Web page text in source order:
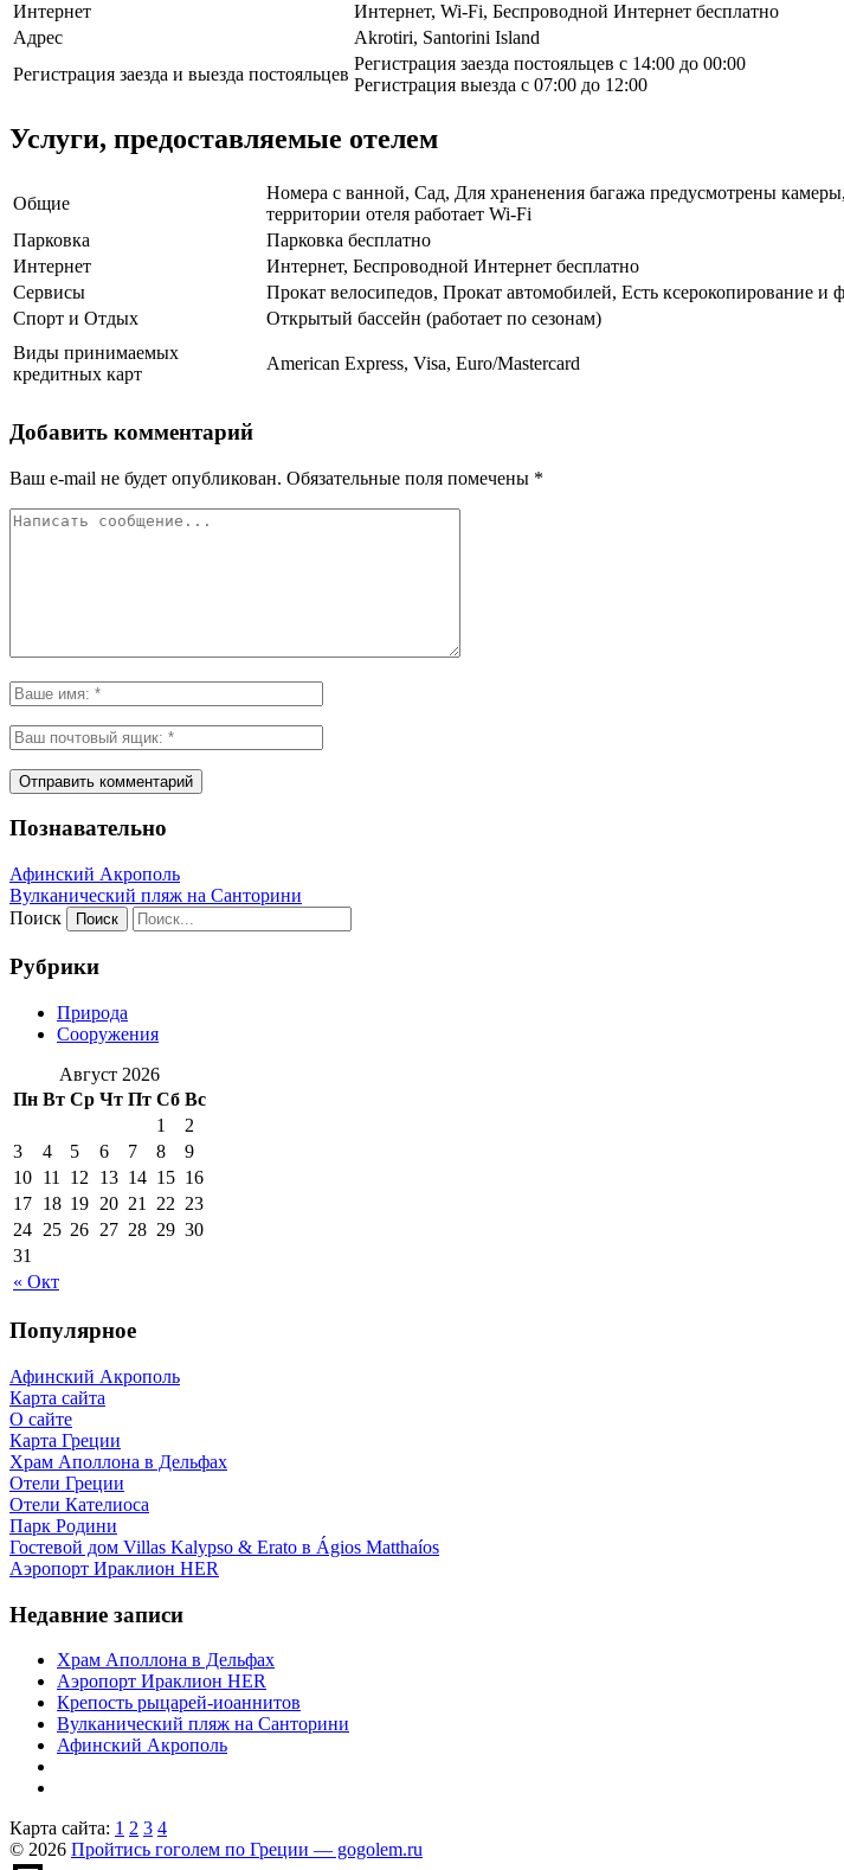
Интернет
Интернет, Wi-Fi, Беспроводной Интернет бесплатно
Адрес
Akrotiri, Santorini Island
Регистрация заезда и выезда постояльцев
Регистрация заезда постояльцев с 14:00 до 00:00
Регистрация выезда с 07:00 до 12:00
Услуги, предоставляемые отелем
Общие
Номера с ванной, Сад, Для храненения багажа предусмотрены
территории отеля работает Wi-Fi
Парковка
Парковка бесплатно
Интернет
Интернет, Беспроводной Интернет бесплатно
Сервисы
Прокат велосипедов, Прокат автомобилей, Есть ксерокопирование
Спорт и Отдых
Открытый бассейн (работает по сезонам)
Виды принимаемых
кредитных карт
American Express, Visa, Euro/Mastercard
Добавить комментарий
Ваш e-mail не будет опубликован. Обязательные поля помечены *
Познавательно
Афинский Акрополь
Вулканический пляж на Санторини
Поиск
Рубрики
Природа
Сооружения
Август 2026
Пн Вт Ср Чт Пт Сб Вс
« Окт
1
2
3
4 5 6 7 8
9
10 11 12 13 14 15 16
17 18 19 20 21 22 23
24 25 26 27 28 29 30
31
Популярное
Афинский Акрополь
Карта сайта
О сайте
Карта Греции
Храм Аполлона в Дельфах
Отели Греции
Отели Кателиоса
Парк Родини
Гостевой дом Villas Kalypso & Erato в Ágios Matthaíos
Аэропорт Ираклион HER
Недавние записи
Храм Аполлона в Дельфах
Аэропорт Ираклион HER
Крепость рыцарей-иоаннитов
Вулканический пляж на Санторини
Афинский Акрополь
Карта сайта: 1 2 3 4
© 2026 Пройтись гоголем по Греции — gogolem.ru